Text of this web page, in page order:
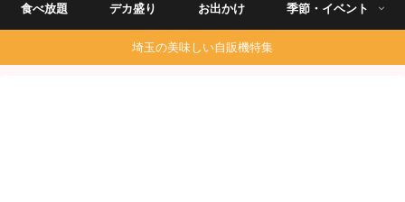
食べ放題 デカ盛り お出かけ 季節・イベント
埼玉の美味しい自販機特集